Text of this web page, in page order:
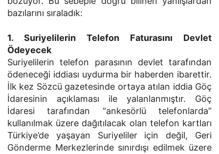
bazılarını sıraladık:
1. Suriyelilerin Telefon Faturasını Devlet
Ödeyecek
Suriyelilerin telefon parasının devlet tarafından
ödeneceği iddiası uydurma bir haberden ibarettir.
İlk kez Sözcü gazetesinde ortaya atılan iddia Göç
İdaresinin açıklaması ile yalanlanmıştır. Göç
İdaresi tarafından “ankesörlü telefonlarda”
kullanılmak üzere dağıtılacak olan telefon kartları
Türkiye’de yaşayan Suriyeliler için değil, Geri
Gönderme Merkezlerinde sınırdışı edilmek üzere